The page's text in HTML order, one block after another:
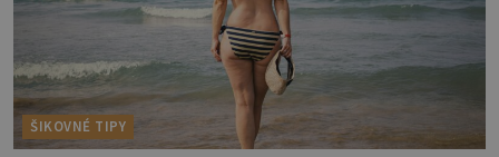
ŠIKOVNÉ TIPY